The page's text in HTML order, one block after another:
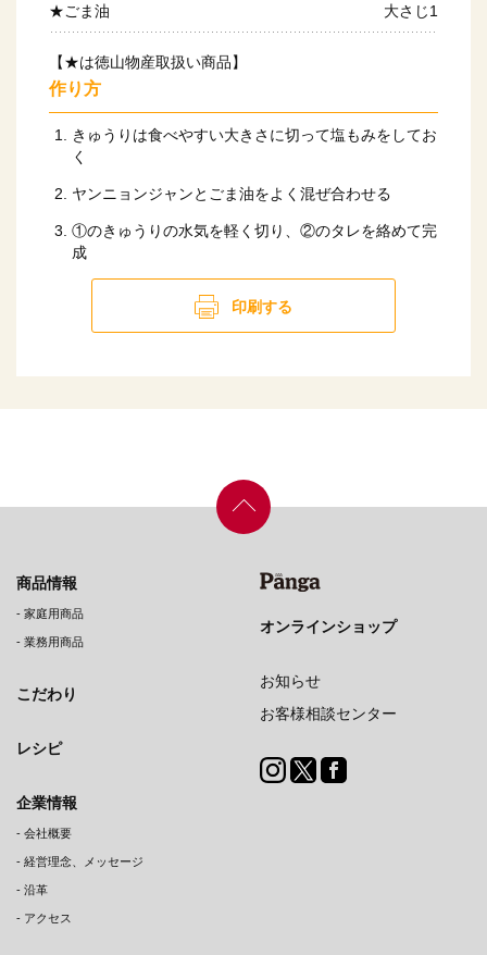
★ごま油 大さじ1
【★は徳山物産取扱い商品】
作り方
きゅうりは食べやすい大きさに切って塩もみをしてお
く
ヤンニョンジャンとごま油をよく混ぜ合わせる
①のきゅうりの水気を軽く切り、②のタレを絡めて完
成
印刷する
商品情報
- 家庭用商品
- 業務用商品
こだわり
レシピ
企業情報
- 会社概要
- 経営理念、メッセージ
- 沿革
- アクセス
オンラインショップ
お知らせ
お客様相談センター